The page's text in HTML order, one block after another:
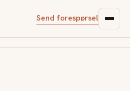
Send forespørsel